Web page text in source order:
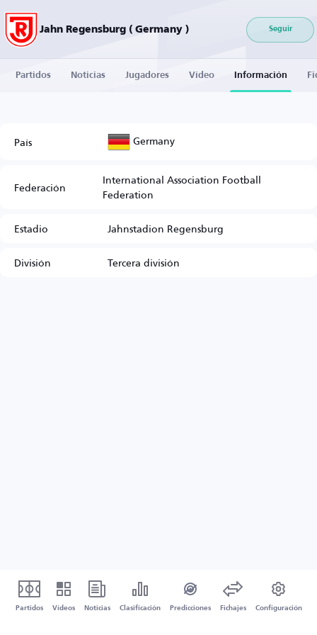
Jahn Regensburg ( Germany ) Seguir
Partidos Noticias Jugadores Vídeo Información
País Germany
Federación International Association Football
Federation
Estadio
Jahnstadion Regensburg
División
Tercera división
Partidos Vídeos Noticias Clasificación Predicciones Fichajes Configuración